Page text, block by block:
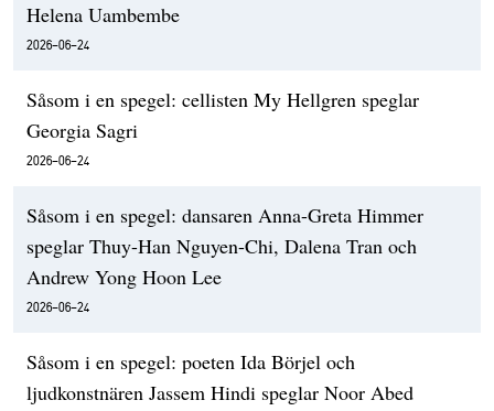
Helena Uambembe
2026-06-24
Såsom i en spegel: cellisten My Hellgren speglar
Georgia Sagri
2026-06-24
Såsom i en spegel: dansaren Anna-Greta Himmer
speglar Thuy-Han Nguyen-Chi, Dalena Tran och
Andrew Yong Hoon Lee
2026-06-24
Såsom i en spegel: poeten Ida Börjel och
ljudkonstnären Jassem Hindi speglar Noor Abed